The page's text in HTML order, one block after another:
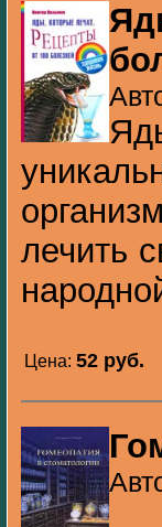
лечить
Цена: 52 pуб.